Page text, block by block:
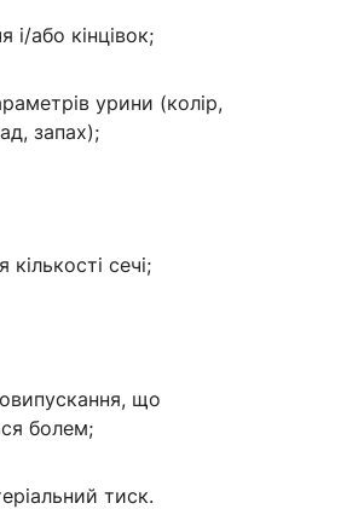
і/або кінцівок;
урини (колір,
запах);
сечі;
що
болем;
тиск.